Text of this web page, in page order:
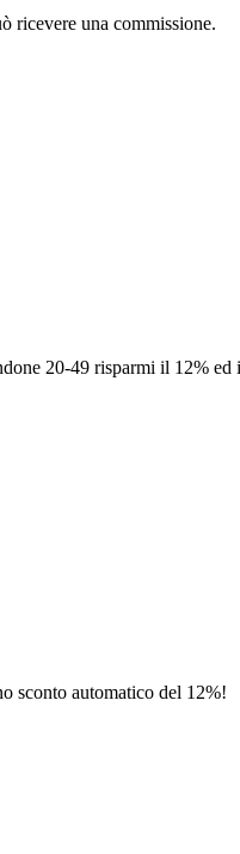
ricevere una commissione.
20-49 risparmi il 12%
sconto automatico del 12%!